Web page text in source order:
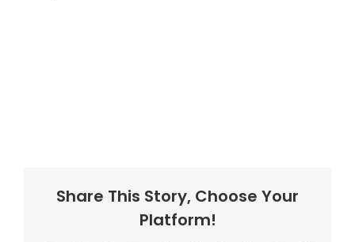
Share This Story, Choose Your
Platform!